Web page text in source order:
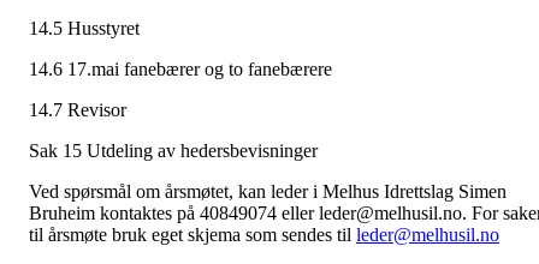
14.5 Husstyret
14.6 17.mai fanebærer og to fanebærere
14.7 Revisor
Sak 15 Utdeling av hedersbevisninger
Ved spørsmål om årsmøtet, kan leder i Melhus Idrettslag Simen
Bruheim kontaktes på 40849074 eller leder@melhusil.no. For
til årsmøte bruk eget skjema som sendes til leder@melhusil.no